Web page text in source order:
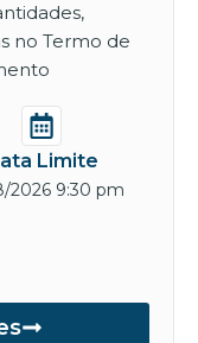
no Termo de
Limite
2026 9:30 pm